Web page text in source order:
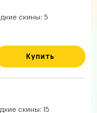
скины: 5
Купить
скины: 15